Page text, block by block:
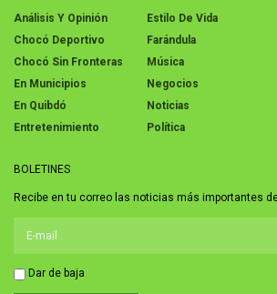
Análisis Y Opinión
Chocó Deportivo
Chocó Sin Fronteras
En Municipios
En Quibdó
Entretenimiento
Estilo De Vida
Farándula
Música
Negocios
Noticias
Política
BOLETINES
Recibe en tu correo las noticias más importantes
Dar de baja